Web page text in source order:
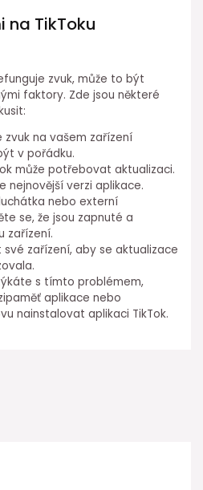
na TikToku
zvuk, může to být
faktory. Zde jsou některé
zvuk na vašem zařízení
v pořádku.
může potřebovat aktualizaci.
nejnovější verzi aplikace.
nebo externí
se, že jsou zapnuté a
zařízení.
zařízení, aby se aktualizace
s tímto problémem,
aplikace nebo
nainstalovat aplikaci TikTok.